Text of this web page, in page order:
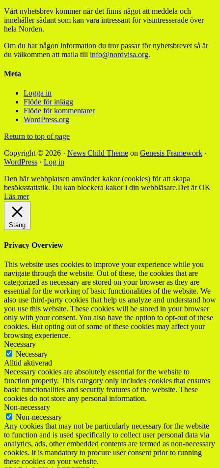
Vårt nyhetsbrev kommer när det finns något att meddela och
innehåller sådant som kan vara intressant för visintresserade över
hela Norden.
Om du har någon information du tror passar för nyhetsbrevet så är
du välkommen att maila till info@nordvisa.org.
Meta
Logga in
Flöde för inlägg
Flöde för kommentarer
WordPress.org
Return to top of page
Copyright © 2026 · News Child Theme on Genesis Framework ·
WordPress · Log in
Den här webbplatsen använder kakor (cookies) för att skapa
besöksstatistik. Du kan blockera kakor i din webbläsare.Det är OK
Läs mer
Stäng
Privacy Overview
This website uses cookies to improve your experience while you
navigate through the website. Out of these, the cookies that are
categorized as necessary are stored on your browser as they are
essential for the working of basic functionalities of the website. We
also use third-party cookies that help us analyze and understand how
you use this website. These cookies will be stored in your browser
only with your consent. You also have the option to opt-out of these
cookies. But opting out of some of these cookies may affect your
browsing experience.
Necessary
Necessary
Alltid aktiverad
Necessary cookies are absolutely essential for the website to
function properly. This category only includes cookies that ensures
basic functionalities and security features of the website. These
cookies do not store any personal information.
Non-necessary
Non-necessary
Any cookies that may not be particularly necessary for the website
to function and is used specifically to collect user personal data via
analytics, ads, other embedded contents are termed as non-necessary
cookies. It is mandatory to procure user consent prior to running
these cookies on your website.